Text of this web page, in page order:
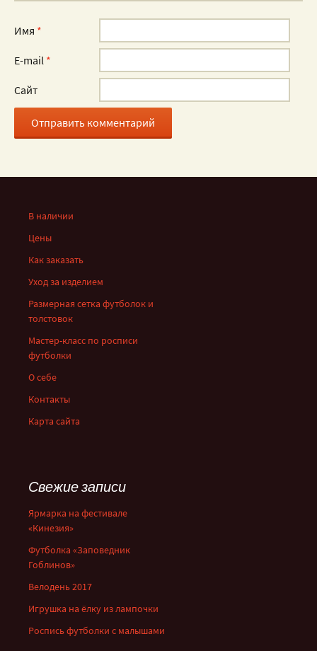
Имя *
E-mail *
Сайт
В наличии
Цены
Как заказать
Уход за изделием
Размерная сетка футболок и
толстовок
Мастер-класс по росписи
футболки
О себе
Контакты
Карта сайта
Свежие записи
Ярмарка на фестивале
«Кинезия»
Футболка «Заповедник
Гоблинов»
Велодень 2017
Игрушка на ёлку из лампочки
Роспись футболки с малышами